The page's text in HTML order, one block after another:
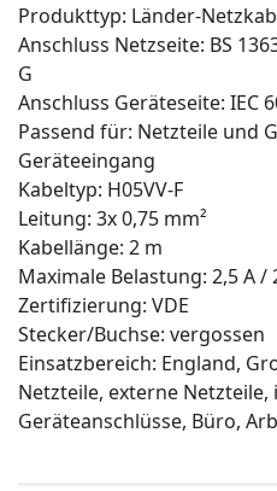
Produkttyp: Länder-
Anschluss Netzseite: BS
G
Anschluss Geräteseite: IEC
Passend für: Netzteile und
Geräteeingang
Kabeltyp: H05VV-F
Leitung: 3x 0,75 mm²
Kabellänge: 2 m
Maximale Belastung: 2,5 A /
Zertifizierung: VDE
Stecker/Buchse: vergossen
Einsatzbereich: England,
Netzteile, externe
Geräteanschlüsse, Büro,